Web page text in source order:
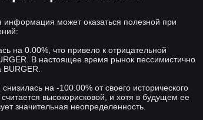
может оказаться полезной при
на 0.00%, что привело к отрицательной
В настоящее время рынок пессимистично
на -100.00% от своего исторического
высокорисковой, и хотя в будущем ее
значительная неопределенность.